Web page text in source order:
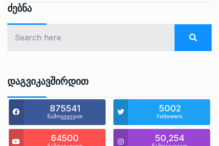
Ძებნა
Დაგვიკავშირდით
875541
წამოგვყევით
5002
Followers
64500 50,254